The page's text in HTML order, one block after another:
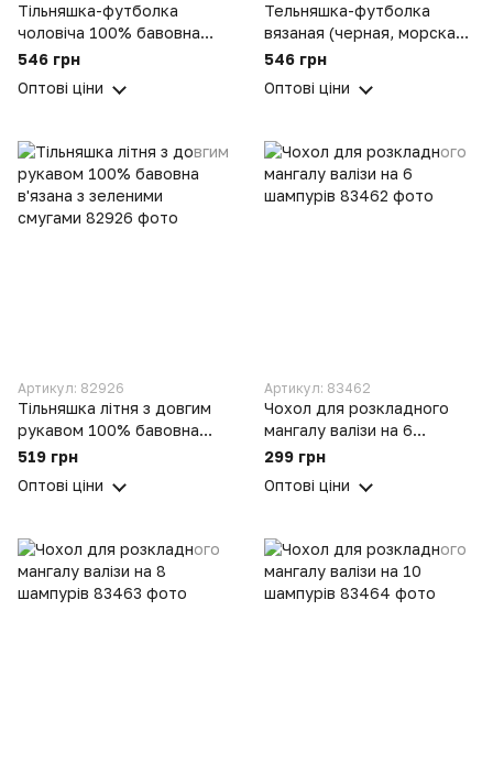
Тільняшка-футболка
чоловіча 100% бавовна
в'язана з блакитними
546 грн
Оптові ціни
Тельняшка-футболка
вязаная (черная, морская
пехота)
546 грн
Оптові ціни
Артикул: 82926
Тільняшка літня з довгим
рукавом 100% бавовна
в'язана з зеленими
519 грн
Оптові ціни
Артикул: 83462
Чохол для розкладного
мангалу валізи на 6
шампурів
299 грн
Оптові ціни